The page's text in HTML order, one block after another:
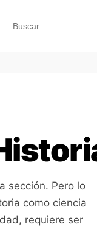
sección. Pero lo
como ciencia
requiere ser